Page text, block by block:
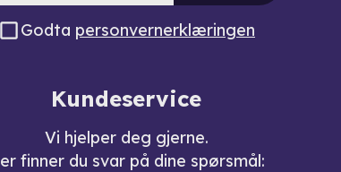
Godta personvernerklæringen
Kundeservice
Vi hjelper deg gjerne.
finner du svar på dine spørsmål: